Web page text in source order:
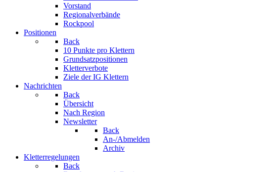
Vorstand
Regionalverbände
Rockpool
Positionen
Back
10 Punkte pro Klettern
Grundsatzpositionen
Kletterverbote
Ziele der IG Klettern
Nachrichten
Back
Übersicht
Nach Region
Newsletter
Back
An-/Abmelden
Archiv
Kletterregelungen
Back